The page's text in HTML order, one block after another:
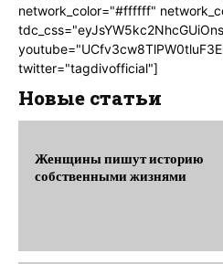
network_color="#ffffff"
twitter="tagdivofficial"]
Новые статьи
Женщины пишут историю
собственными жизнями